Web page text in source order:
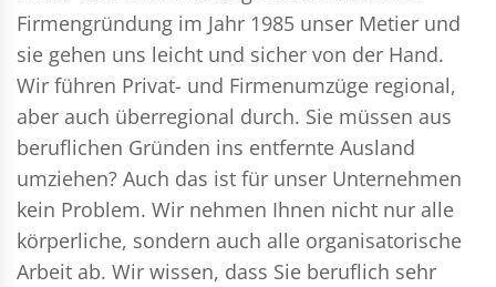
Firmengründung im Jahr 1985 unser Metier und
sie gehen uns leicht und sicher von der Hand.
Wir führen Privat- und Firmenumzüge regional,
aber auch überregional durch. Sie müssen aus
beruflichen Gründen ins entfernte Ausland
umziehen? Auch das ist für unser Unternehmen
kein Problem. Wir nehmen Ihnen nicht nur alle
körperliche, sondern auch alle organisatorische
Arbeit ab. Wir wissen, dass Sie beruflich sehr